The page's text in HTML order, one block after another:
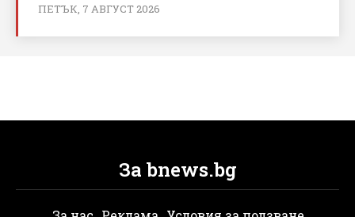
ПЕТЪК, 7 АВГУСТ 2026
За bnews.bg